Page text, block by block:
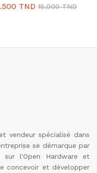
TND 15.000TND
vendeur spécialisé dans
se démarque par
sur l'Open Hardware et
concevoir et développer